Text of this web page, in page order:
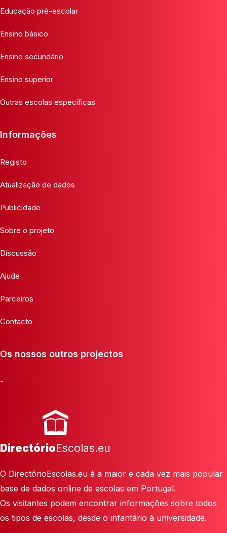
Educação pré-escolar
Ensino básico
Ensino secundário
Ensino superior
Outras escolas específicas
Informações
Registo
Atualização de dados
Publicidade
Sobre o projeto
Discussão
Ajude
Parceiros
Contacto
Os nossos outros projectos
-
DirectórioEscolas.eu
O DirectórioEscolas.eu é a maior e cada vez mais popular
base de dados online de escolas em Portugal.
Os visitantes podem encontrar informações sobre todos
os tipos de escolas, desde o infantário à universidade.